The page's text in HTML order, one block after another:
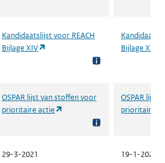
Kandidaatslijst voor REACH
Bijlage XIV
(opent in een nieuw tabblad)
Bijlage XIV
OSPAR lijst van stoffen voor
prioritaire actie
(opent in een nieuw tabblad)
OSPAR lijst
prioritaire
29-3-2021 19-1-2023